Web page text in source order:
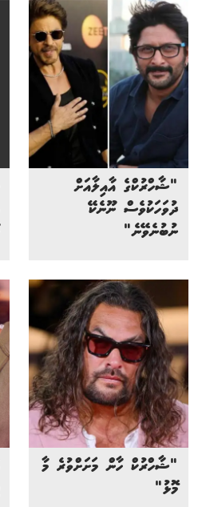
"ޝާހްރުކްގެ އާއިލާއަށް
ދުވަހަކުވެސް ނޫނެކޭ
ނުބުނެވޭނެ"
"ޝާހްރުކް ހާން މަށަށްވުރެ މާ
މޮޅު"